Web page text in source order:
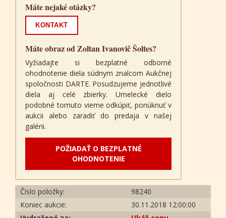
Máte nejaké otázky?
KONTAKT
Máte obraz od Zoltan Ivanovič Šoltes?
Vyžiadajte si bezplatné odborné
ohodnotenie diela súdnym znalcom Aukčnej
spoločnosti DARTE. Posudzujeme jednotlivé
diela aj celé zbierky. Umelecké dielo
podobné tomuto vieme odkúpiť, ponúknuť v
aukcii alebo zaradiť do predaja v našej
galérii.
POŽIADAŤ O BEZPLATNÉ
OHODNOTENIE
Číslo položky:
98240
Koniec aukcie:
30.11.2018 12:00:00